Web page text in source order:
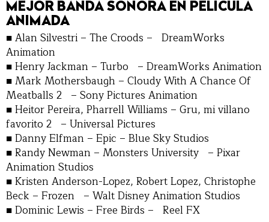
MEJOR BANDA SONORA EN PELÍCULA
ANIMADA
■ Alan Silvestri – The Croods – DreamWorks
Animation
■ Henry Jackman – Turbo – DreamWorks Animation
■ Mark Mothersbaugh – Cloudy With A Chance Of
Meatballs 2 – Sony Pictures Animation
■ Heitor Pereira, Pharrell Williams – Gru, mi villano
favorito 2 – Universal Pictures
■ Danny Elfman – Epic – Blue Sky Studios
■ Randy Newman – Monsters University – Pixar
Animation Studios
■ Kristen Anderson-Lopez, Robert Lopez, Christophe
Beck – Frozen – Walt Disney Animation Studios
■ Dominic Lewis – Free Birds – Reel FX